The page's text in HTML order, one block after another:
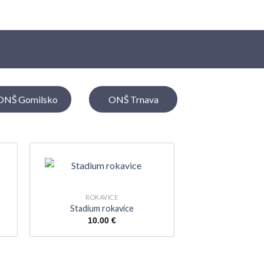
Gomilsko ONŠ Trnava
ROKAVICE
Stadium rokavice
10.00 €